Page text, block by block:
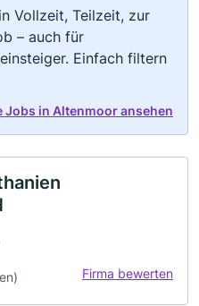
Vollzeit, Teilzeit, zur
– auch für
Einfach filtern
Jobs in Altenmoor ansehen
Firma bewerten